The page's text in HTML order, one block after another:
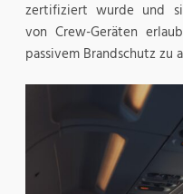
zertifiziert wurde und
von Crew-Geräten
passivem Brandschutz zu